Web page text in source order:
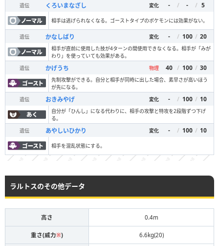
遺伝
くろいまなざし 変化 - / - / 5
相手は逃げられなくなる。ゴーストタイプのポケモンには効果がない。
遺伝 かなしばり 変化 - / 100 / 20
相手が直前に使用した技が4ターンの間使用できなくなる。相手が「みが
わり」を使っていても効果がある。
遺伝
かげうち 物理 40 / 100 / 30
先制攻撃ができる。自分と相手が同時に出した場合、素早さが高いほう
が先になる。
遺伝
おきみやげ 変化 - / 100 / 10
自分が「ひんし」になる代わりに、相手の攻撃と特攻を2段階ずつ下げ
る。
遺伝
あやしいひかり 変化 - / 100 / 10
相手を混乱状態にする。
ラルトスのその他データ
高さ 0.4m
重さ(威力※) 6.6kg(20)